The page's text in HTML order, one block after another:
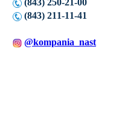
(843) 250-21-00
(843) 211-11-41
@kompania_nast